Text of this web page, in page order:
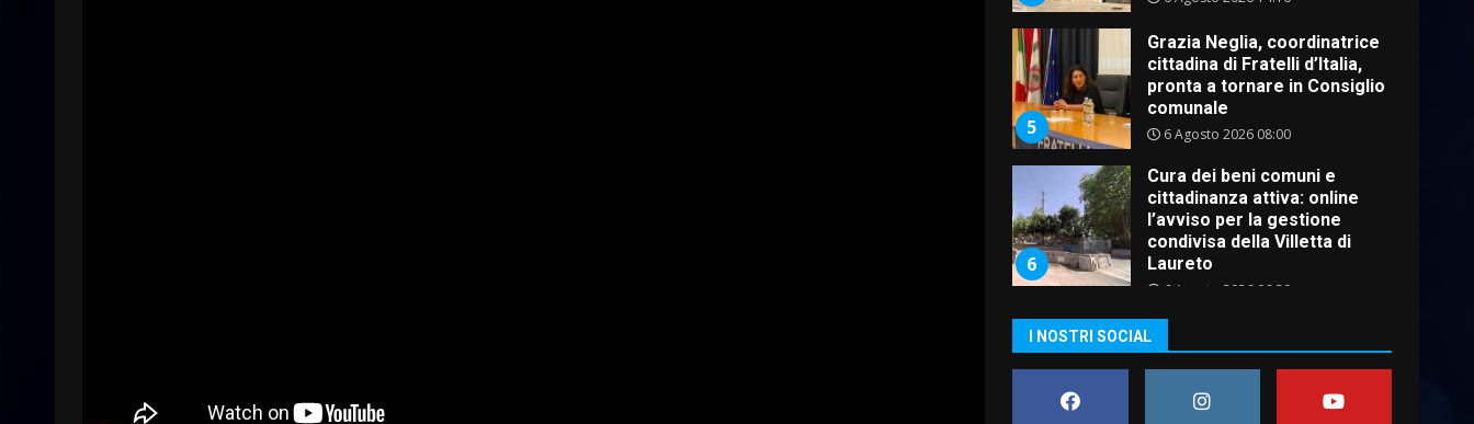
5
Grazia Neglia, coordinatrice
cittadina di Fratelli d’Italia,
pronta a tornare in Consiglio
comunale
6 Agosto 2026 08:00
6
Cura dei beni comuni e
cittadinanza attiva: online
l’avviso per la gestione
condivisa della Villetta di
Laureto
6 Agosto 2026 06:20
7
prima assoluta de “L’Albergo
Belvedere. Il rapimento”
6 Agosto 2026 06:15
I NOSTRI SOCIAL